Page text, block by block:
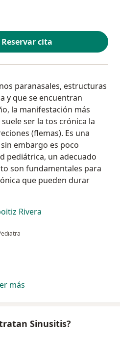
Reservar cita
paranasales, estructuras
y que se encuentran
la manifestación más
ser la tos crónica la
(flemas). Es una
embargo es poco
pediátrica, un adecuado
son fundamentales para
que pueden durar
Rivera
más
Sinusitis?